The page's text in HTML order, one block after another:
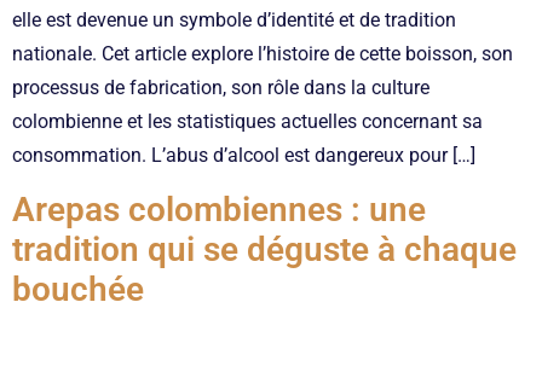
elle est devenue un symbole d’identité et de tradition
nationale. Cet article explore l’histoire de cette boisson, son
processus de fabrication, son rôle dans la culture
colombienne et les statistiques actuelles concernant sa
consommation. L’abus d’alcool est dangereux pour […]
Arepas colombiennes : une
tradition qui se déguste à chaque
bouchée